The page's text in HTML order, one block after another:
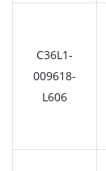
C36L1-
009618-
L606